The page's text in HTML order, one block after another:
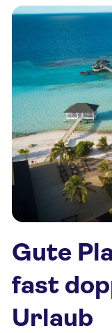
Gute
fast
Urlaub